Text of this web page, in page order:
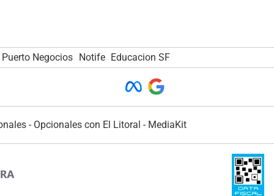
Puerto Negocios Notife Educacion SF
- Opcionales con El Litoral - MediaKit